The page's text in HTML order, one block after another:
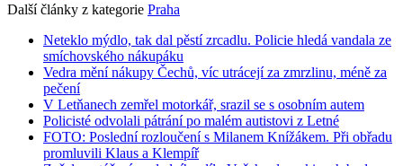
Další články z kategorie Praha
Neteklo mýdlo, tak dal pěstí zrcadlu. Policie hledá vandala ze
smíchovského nákupáku
Vedra mění nákupy Čechů, víc utrácejí za zmrzlinu, méně za
pečení
V Letňanech zemřel motorkář, srazil se s osobním autem
Policisté odvolali pátrání po malém autistovi z Letné
FOTO: Poslední rozloučení s Milanem Knížákem. Při obřadu
promluvili Klaus a Klempíř